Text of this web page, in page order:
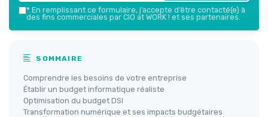
* En remplissant ce formulaire, j’accepte d’être contacté(e) à
des fins commerciales par CIO at WORK ! et ses partenaires.
SOMMAIRE
Comprendre les besoins de votre entreprise
Établir un budget informatique réaliste
Optimisation du budget DSI
Transformation numérique et ses impacts budgétaires